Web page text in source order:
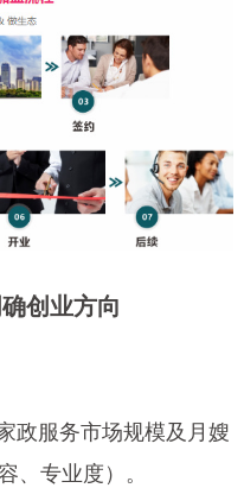
创业方向
政服务市场规模及月嫂
、专业度）。